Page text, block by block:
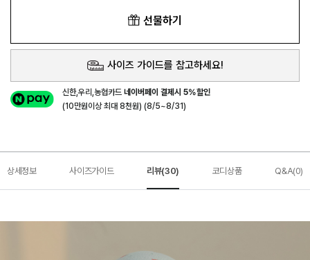
선물하기
사이즈 가이드를 참고하세요!
신한,우리,농협카드네이버페이 결제시 5%할인
(10만원이상 최대 8천원) (8/5~8/31)
상세정보 사이즈가이드 리뷰(30) 코디상품 Q&A(0)